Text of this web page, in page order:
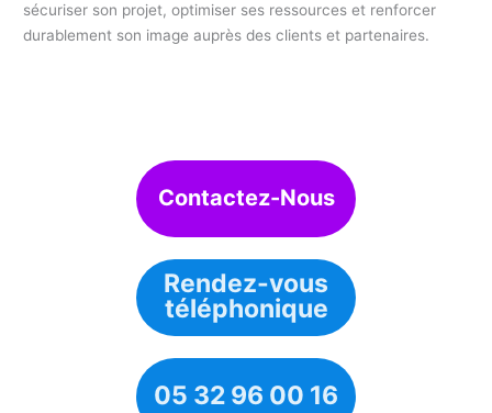
sécuriser son projet, optimiser ses ressources et renforcer
durablement son image auprès des clients et partenaires.
Contactez-Nous
Rendez-vous
téléphonique
05 32 96 00 16